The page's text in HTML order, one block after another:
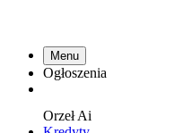
Menu
Ogłoszenia
OrzełAi